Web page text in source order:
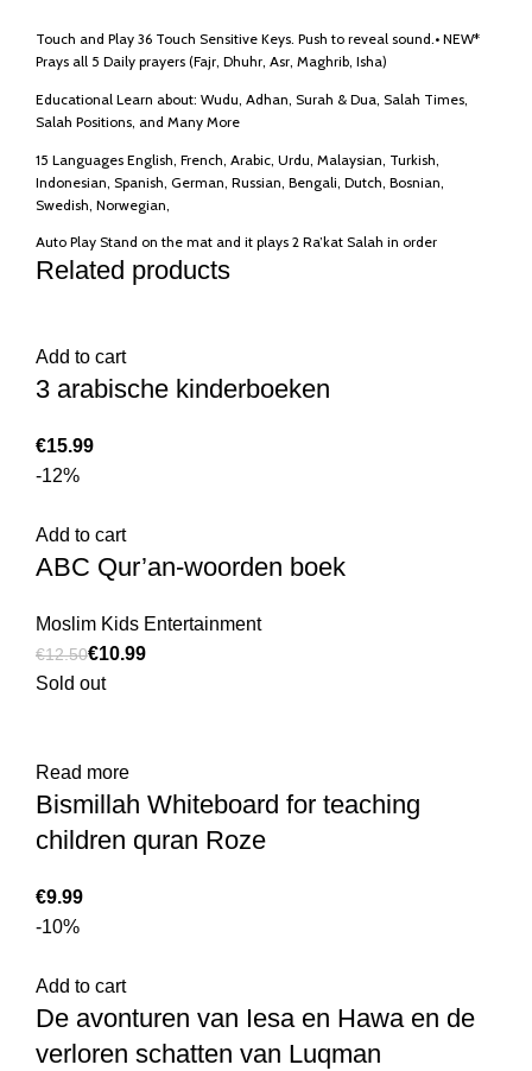
Touch and Play 36 Touch Sensitive Keys. Push to reveal sound.• NEW*
Prays all 5 Daily prayers (Fajr, Dhuhr, Asr, Maghrib, Isha)
Educational Learn about: Wudu, Adhan, Surah & Dua, Salah Times,
Salah Positions, and Many More
15 Languages English, French, Arabic, Urdu, Malaysian, Turkish,
Indonesian, Spanish, German, Russian, Bengali, Dutch, Bosnian,
Swedish, Norwegian,
Auto Play Stand on the mat and it plays 2 Ra’kat Salah in order
Related products
Add to cart
3 arabische kinderboeken
€
-12%
Add to cart
ABC Qur’an-woorden boek
Moslim Kids Entertainment
€12.50€10.99
Sold out
Read more
Bismillah Whiteboard for teaching
children quran Roze
€
-10%
Add to cart
De avonturen van Iesa en Hawa en de
verloren schatten van Luqman